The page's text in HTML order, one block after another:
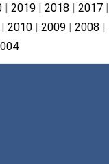
| 2019| 2018| 2017|
| 2010| 2009| 2008|